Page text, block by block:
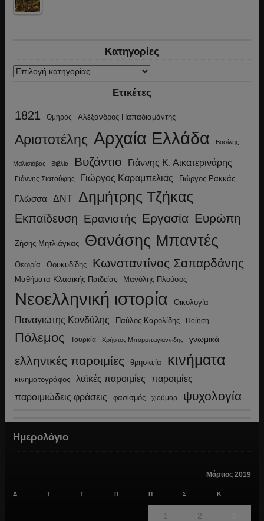
Κατηγορίες
Κατηγορίες
Ετικέτες
1821 Όμηρος Αλέξανδρος Παπαδιαμάντης
Αριστοτέλης Αρχαία Ελλάδα Βασίλης
Μαλισιόβας Βιβλία Βυζάντιο Γιάννης Κ. Αικατερινάρης
Γιάννης Σιατούφης Γιώργος Καραμπελιάς Γιώργος Ρακκάς
Γλώσσα ΔΝΤ Δημήτρης Τζήκας
Εκπαίδευση Ερανιστής Εργασία Ευρώπη
Ζήσης Μητλιάγκας Θανάσης Μπαντές
Θεωρία Θουκυδίδης Κωνσταντίνος Σαπαρδάνης
Μαθήματα Κλασικής Παιδείας Μανόλης Πλούσος
Νεοελληνική ιστορία Οικολογία
Παναγιώτης Κονδύλης Παύλος Καρολίδης Ποίηση
Πόλεμος Τουρκία Χρήστος Μπαρμπαγιαννίδης γνωμικά
ελληνικές παροιμίες θρησκεία κινήματα
κινηματογράφος λαϊκές παροιμίες παροιμίες
παροιμιώδεις φράσεις φασισμός χιούμορ ψυχολογία
Ημερολόγιο
Μάρτιος 2019
Δ Τ Τ Π Π Σ Κ
1 2